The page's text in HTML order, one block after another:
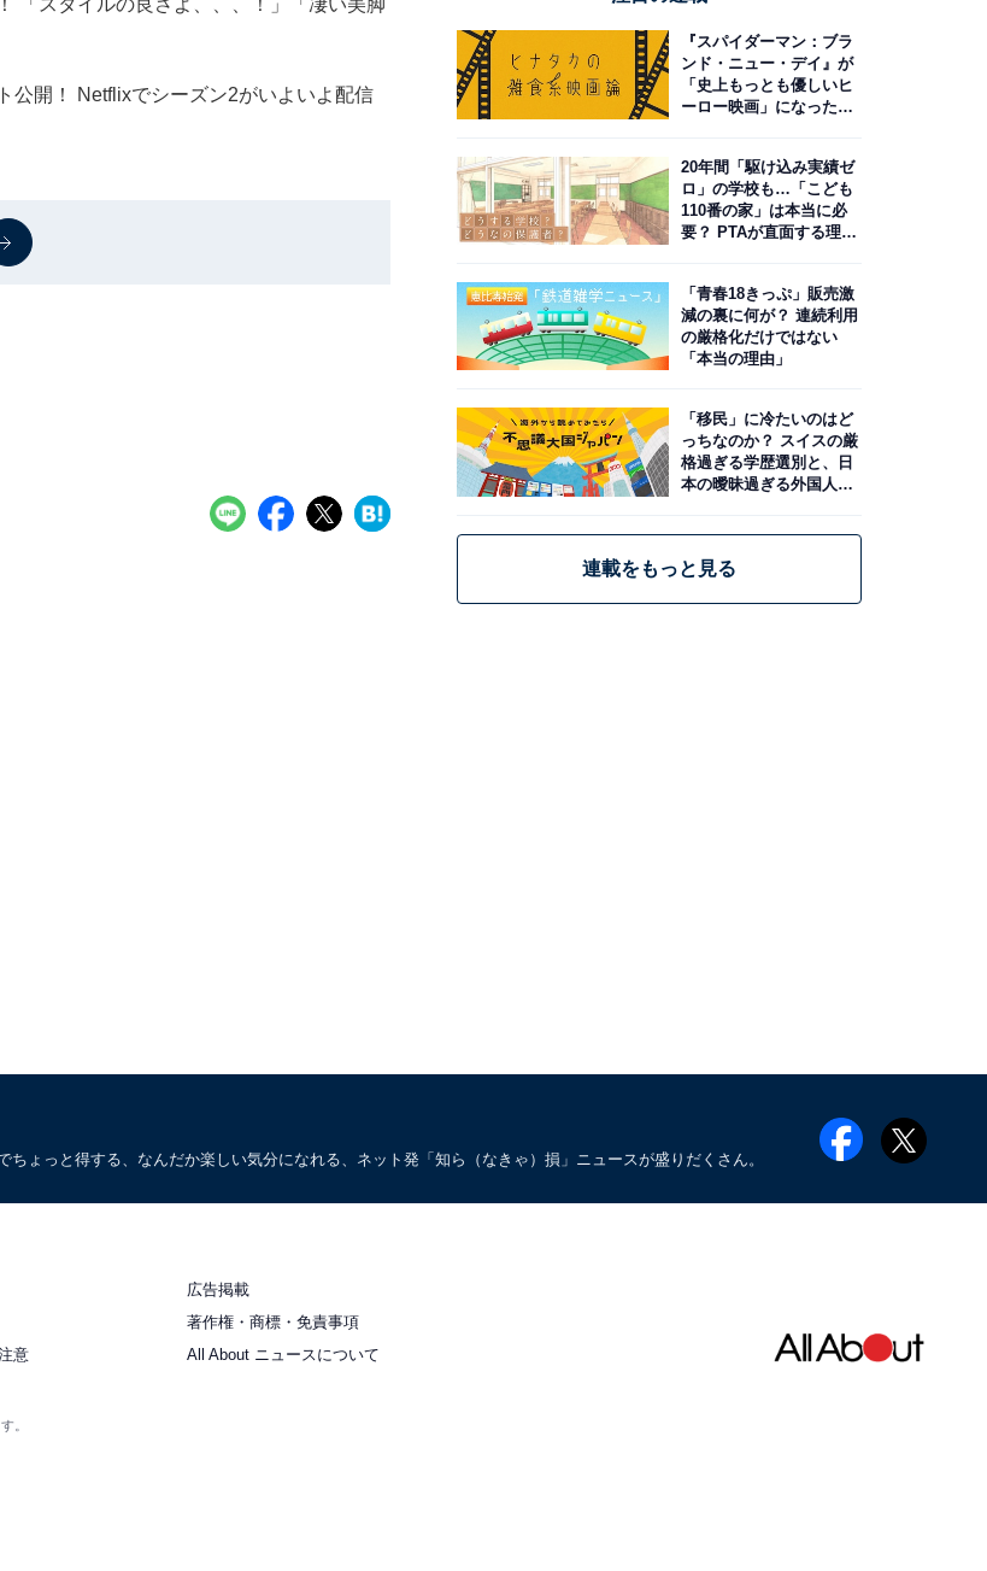
「スタイルの良さよ、、、！」「凄い美脚
公開！ Netflixでシーズン2がいよいよ配信
『スパイダーマン：ブラ
ンド・ニュー・デイ』が
「史上もっとも優しいヒ
ーロー映画」になった理
20年間「駆け込み実績ゼ
ロ」の学校も…「こども
110番の家」は本当に必
要？ PTAが直面する理想
「青春18きっぷ」販売激
減の裏に何が？ 連続利用
の厳格化だけではない
「本当の理由」
「移民」に冷たいのはど
っちなのか？ スイスの厳
格過ぎる学歴選別と、日
本の曖昧過ぎる外国人政
連載をもっと見る
ょっと得する、なんだか楽しい気分になれる、ネット発「知ら（なきゃ）損」ニュースが盛りだくさん。
広告掲載
著作権・商標・免責事項
意
All About ニュースについて
。